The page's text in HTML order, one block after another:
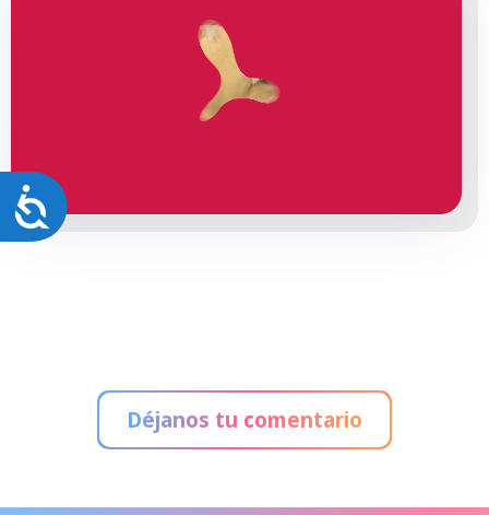
Accesibilidad
Déjanos tu comentario